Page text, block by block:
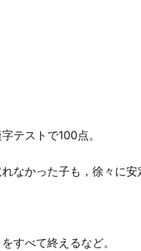
テストで100点。
なかった子も，徐々に安
すべて終えるなど。